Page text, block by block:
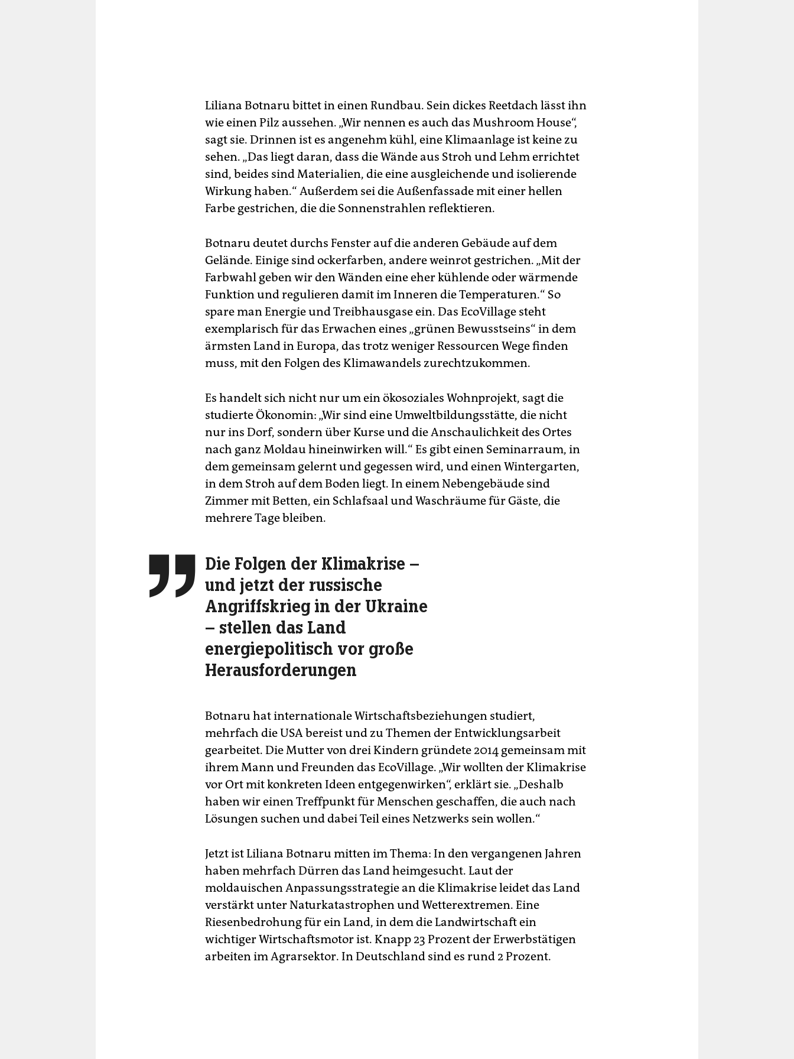
Liliana Botnaru bittet in einen Rundbau. Sein dickes Reetdach lässt ihn
wie einen Pilz aussehen. „Wir nennen es auch das Mushroom House“,
sagt sie. Drinnen ist es angenehm kühl, eine Klimaanlage ist keine zu
sehen. „Das liegt daran, dass die Wände aus Stroh und Lehm errichtet
sind, beides sind Materialien, die eine ausgleichende und isolierende
Wirkung haben.“ Außerdem sei die Außenfassade mit einer hellen
Farbe gestrichen, die die Sonnenstrahlen reflektieren.
Botnaru deutet durchs Fenster auf die anderen Gebäude auf dem
Gelände. Einige sind ockerfarben, andere weinrot gestrichen. „Mit der
Farbwahl geben wir den Wänden eine eher kühlende oder wärmende
Funktion und regulieren damit im Inneren die Temperaturen.“ So
spare man Energie und Treibhausgase ein. Das EcoVillage steht
exemplarisch für das Erwachen eines „grünen Bewusstseins“ in dem
ärmsten Land in Europa, das trotz weniger Ressourcen Wege finden
muss, mit den Folgen des Klimawandels zurechtzukommen.
Es handelt sich nicht nur um ein ökosoziales Wohnprojekt, sagt die
studierte Ökonomin: „Wir sind eine Umweltbildungsstätte, die nicht
nur ins Dorf, sondern über Kurse und die Anschaulichkeit des Ortes
nach ganz Moldau hineinwirken will.“ Es gibt einen Seminarraum, in
dem gemeinsam gelernt und gegessen wird, und einen Wintergarten,
in dem Stroh auf dem Boden liegt. In einem Nebengebäude sind
Zimmer mit Betten, ein Schlafsaal und Waschräume für Gäste, die
mehrere Tage bleiben.
 Die Folgen der Klimakrise –
und jetzt der russische
Angriffskrieg in der Ukraine
– stellen das Land
energiepolitisch vor große
Herausforderungen
Botnaru hat internationale Wirtschaftsbeziehungen studiert,
mehrfach die USA bereist und zu Themen der Entwicklungsarbeit
gearbeitet. Die Mutter von drei Kindern gründete 2014 gemeinsam mit
ihrem Mann und Freunden das EcoVillage. „Wir wollten der Klimakrise
vor Ort mit konkreten Ideen entgegenwirken“, erklärt sie. „Deshalb
haben wir einen Treffpunkt für Menschen geschaffen, die auch nach
Lösungen suchen und dabei Teil eines Netzwerks sein wollen.“
Jetzt ist Liliana Botnaru mitten im Thema: In den vergangenen Jahren
haben mehrfach Dürren das Land heimgesucht. Laut der
moldauischen Anpassungsstrategie an die Klimakrise leidet das Land
verstärkt unter Naturkatastrophen und Wetterextremen. Eine
Riesenbedrohung für ein Land, in dem die Landwirtschaft ein
wichtiger Wirtschaftsmotor ist. Knapp 23 Prozent der Erwerbstätigen
arbeiten im Agrarsektor. In Deutschland sind es rund 2 Prozent.